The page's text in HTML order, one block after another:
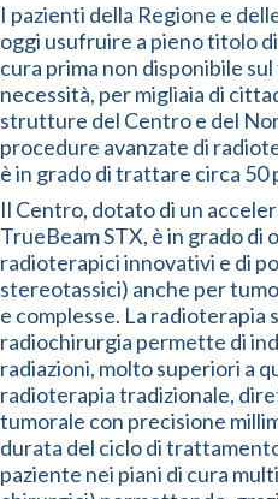
I pazienti della Regione e
oggi usufruire a pieno titolo
cura prima non disponibile
necessità, per migliaia di
strutture del Centro e del
procedure avanzate di
è in grado di trattare circa 50
Il Centro, dotato di un
TrueBeam STX, è in grado
radioterapici innovativi e di
stereotassici) anche per
e complesse. La radioterapia
radiochirurgia permette di
radiazioni, molto superiori a
radioterapia tradizionale,
tumorale con precisione
durata del ciclo di
paziente nei piani di cura